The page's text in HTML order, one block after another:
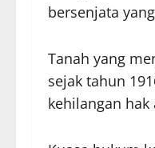
bersenjata
Tanah yang
sejak tahun
kehilangan